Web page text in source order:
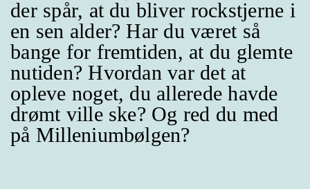
der spår, at du bliver rockstjerne i
en sen alder? Har du været så
bange for fremtiden, at du glemte
nutiden? Hvordan var det at
opleve noget, du allerede havde
drømt ville ske? Og red du med
på Milleniumbølgen?